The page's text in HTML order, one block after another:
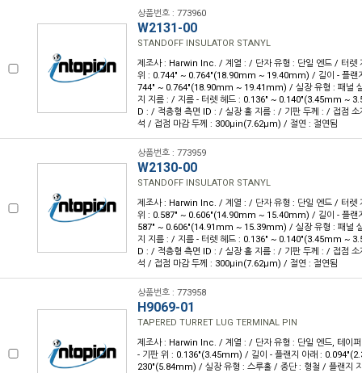
상품번호 : 773960
W2131-00
STANDOFF INSULATOR STANYL
제조사 : Harwin Inc. / 계열 : / 단자 유형 : 단일 엔드 / 터렛
위 : 0.744" ~ 0.764"(18.90mm ~ 19.40mm) / 길이 - 플랜
744" ~ 0.764"(18.90mm ~ 19.41mm) / 실장 유형 : 패널
지 지름 : / 지름 - 터렛 헤드 : 0.136" ~ 0.140"(3.45mm ~
D : / 적층형 측면 ID : / 실장 홀 지름 : / 기판 두께 : / 접점
석 / 접점 마감 두께 : 300µin(7.62µm) / 절연 : 절연됨
상품번호 : 773959
W2130-00
STANDOFF INSULATOR STANYL
제조사 : Harwin Inc. / 계열 : / 단자 유형 : 단일 엔드 / 터렛
위 : 0.587" ~ 0.606"(14.90mm ~ 15.40mm) / 길이 - 플랜
587" ~ 0.606"(14.91mm ~ 15.39mm) / 실장 유형 : 패널
지 지름 : / 지름 - 터렛 헤드 : 0.136" ~ 0.140"(3.45mm ~
D : / 적층형 측면 ID : / 실장 홀 지름 : / 기판 두께 : / 접점
석 / 접점 마감 두께 : 300µin(7.62µm) / 절연 : 절연됨
상품번호 : 773958
H9069-01
TAPERED TURRET LUG TERMINAL PIN
제조사 : Harwin Inc. / 계열 : / 단자 유형 : 단일 엔드, 테이
- 기판 위 : 0.136"(3.45mm) / 길이 - 플랜지 아래 :
230"(5.84mm) / 실장 유형 : 스루홀 / 종단 : 형철 / 플랜지